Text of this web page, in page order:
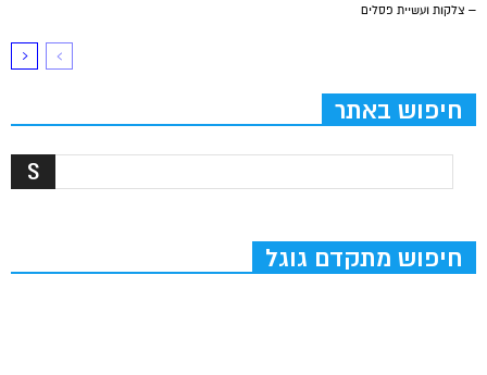
– צלקות ועשיית פסלים
חיפוש באתר
חיפוש מתקדם גוגל